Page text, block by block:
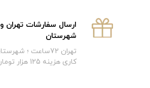
ارسال سفارشات تهران و
شهرستان
کاری هزینه 125 هزار تومان